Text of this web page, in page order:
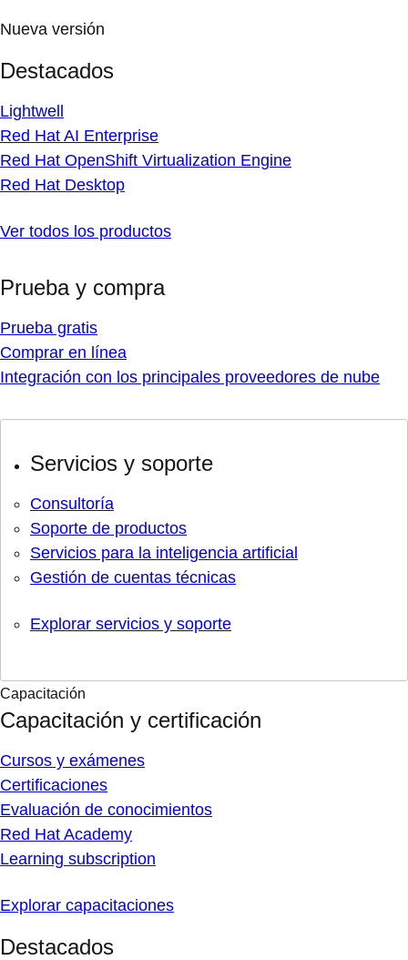
Nueva versión
Destacados
Lightwell
Red Hat AI Enterprise
Red Hat OpenShift Virtualization Engine
Red Hat Desktop
Ver todos los productos
Prueba y compra
Prueba gratis
Comprar en línea
Integración con los principales proveedores de nube
Servicios y soporte
Consultoría
Soporte de productos
Servicios para la inteligencia artificial
Gestión de cuentas técnicas
Explorar servicios y soporte
Capacitación
Capacitación y certificación
Cursos y exámenes
Certificaciones
Evaluación de conocimientos
Red Hat Academy
Learning subscription
Explorar capacitaciones
Destacados